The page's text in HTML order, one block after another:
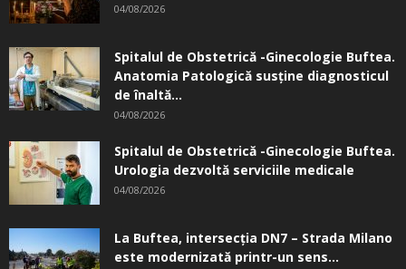
04/08/2026
Spitalul de Obstetrică -Ginecologie Buftea.
Anatomia Patologică susţine diagnosticul
de înaltă...
04/08/2026
Spitalul de Obstetrică -Ginecologie Buftea.
Urologia dezvoltă serviciile medicale
04/08/2026
La Buftea, intersecţia DN7 – Strada Milano
este modernizată printr-un sens...